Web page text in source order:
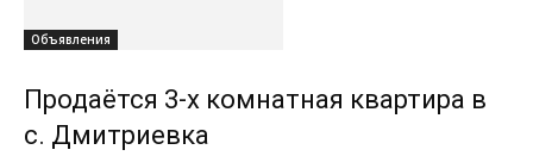
Объявления
Продаётся 3-х комнатная квартира в
с. Дмитриевка